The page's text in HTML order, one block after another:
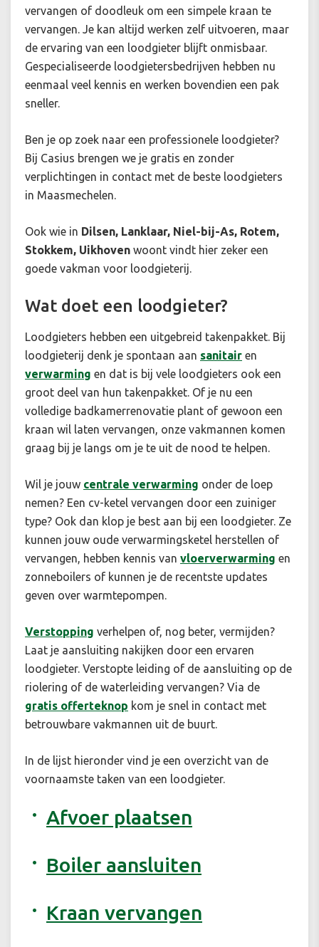
vervangen of doodleuk om een simpele kraan te
vervangen. Je kan altijd werken zelf uitvoeren, maar
de ervaring van een loodgieter blijft onmisbaar.
Gespecialiseerde loodgietersbedrijven hebben nu
eenmaal veel kennis en werken bovendien een pak
sneller.
Ben je op zoek naar een professionele loodgieter?
Bij Casius brengen we je gratis en zonder
verplichtingen in contact met de beste loodgieters
in Maasmechelen.
Ook wie in Dilsen, Lanklaar, Niel-bij-As, Rotem,
Stokkem, Uikhoven woont vindt hier zeker een
goede vakman voor loodgieterij.
Wat doet een loodgieter?
Loodgieters hebben een uitgebreid takenpakket. Bij
loodgieterij denk je spontaan aan sanitair en
verwarming en dat is bij vele loodgieters ook een
groot deel van hun takenpakket. Of je nu een
volledige badkamerrenovatie plant of gewoon een
kraan wil laten vervangen, onze vakmannen komen
graag bij je langs om je te uit de nood te helpen.
Wil je jouw centrale verwarming onder de loep
nemen? Een cv-ketel vervangen door een zuiniger
type? Ook dan klop je best aan bij een loodgieter. Ze
kunnen jouw oude verwarmingsketel herstellen of
vervangen, hebben kennis van vloerverwarming en
zonneboilers of kunnen je de recentste updates
geven over warmtepompen.
Verstopping verhelpen of, nog beter, vermijden?
Laat je aansluiting nakijken door een ervaren
loodgieter. Verstopte leiding of de aansluiting op de
riolering of de waterleiding vervangen? Via de
gratis offerteknop kom je snel in contact met
betrouwbare vakmannen uit de buurt.
In de lijst hieronder vind je een overzicht van de
voornaamste taken van een loodgieter.
Afvoer plaatsen
Boiler aansluiten
Kraan vervangen